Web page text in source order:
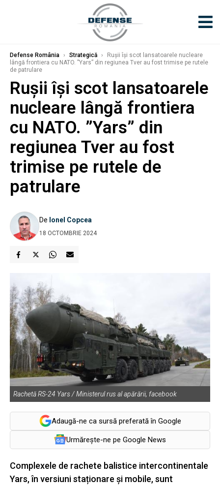
Defense România › Strategică ›
Rușii își scot lansatoarele nucleare
lângă frontiera cu NATO. ”Yars” din regiunea Tver au fost trimise pe rutele
de patrulare
Rușii își scot lansatoarele
nucleare lângă frontiera
cu NATO. ”Yars” din
regiunea Tver au fost
trimise pe rutele de
patrulare
De Ionel Copcea
18 OCTOMBRIE 2024
Rachetă RS-24 Yars / Ministerul rus al apărării, facebook
Adaugă-ne ca sursă preferată în Google
Urmărește-ne pe Google News
Complexele de rachete balistice intercontinentale
Yars, în versiuni staționare și mobile, sunt